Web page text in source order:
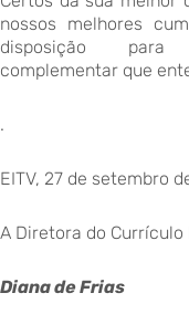
nossos melhores
disposição para
complementar que
.
EITV, 27 de setembro
A Diretora do Currículo
Diana de Frias